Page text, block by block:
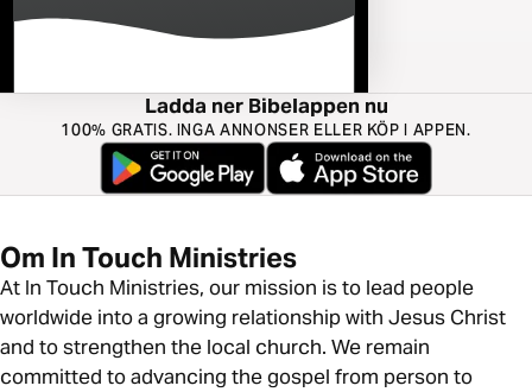
Ladda ner Bibelappen nu
100% GRATIS. INGA ANNONSER ELLER KÖP I APPEN.
Om In Touch Ministries
At In Touch Ministries, our mission is to lead people
worldwide into a growing relationship with Jesus Christ
and to strengthen the local church. We remain
committed to advancing the gospel from person to